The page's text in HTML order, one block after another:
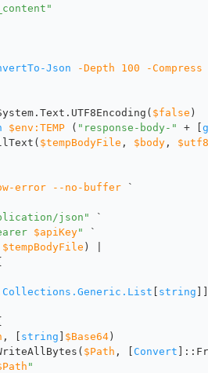
Json -Depth 100 -Compress
$false )
$env:TEMP ( "response-body-" + [
$tempBodyFile , $body ,
error --no-buffer `
json"
`
$apiKey"
`
$tempBodyFile ) |
[ string
, [ string ] $Base64)
$Path , [ Convert
"